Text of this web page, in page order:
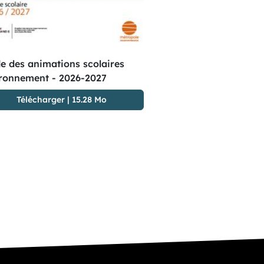
des animations scolaires
- 2026-2027
Télécharger| 15.28 Mo